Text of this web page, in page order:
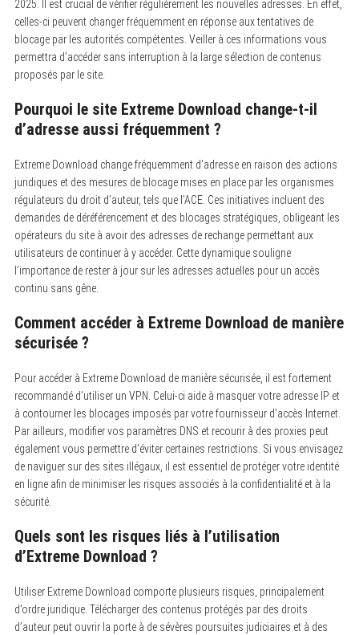
2025. Il est crucial de vérifier régulièrement les nouvelles adresses. En effet,
celles-ci peuvent changer fréquemment en réponse aux tentatives de
blocage par les autorités compétentes. Veiller à ces informations vous
permettra d’accéder sans interruption à la large sélection de contenus
proposés par le site.
Pourquoi le site Extreme Download change-t-il
d’adresse aussi fréquemment ?
Extreme Download change fréquemment d’adresse en raison des actions
juridiques et des mesures de blocage mises en place par les organismes
régulateurs du droit d’auteur, tels que l’ACE. Ces initiatives incluent des
demandes de déréférencement et des blocages stratégiques, obligeant les
opérateurs du site à avoir des adresses de rechange permettant aux
utilisateurs de continuer à y accéder. Cette dynamique souligne
l’importance de rester à jour sur les adresses actuelles pour un accès
continu sans gêne.
Comment accéder à Extreme Download de manière
sécurisée ?
Pour accéder à Extreme Download de manière sécurisée, il est fortement
recommandé d’utiliser un VPN. Celui-ci aide à masquer votre adresse IP et
à contourner les blocages imposés par votre fournisseur d’accès Internet.
Par ailleurs, modifier vos paramètres DNS et recourir à des proxies peut
également vous permettre d’éviter certaines restrictions. Si vous envisagez
de naviguer sur des sites illégaux, il est essentiel de protéger votre identité
en ligne afin de minimiser les risques associés à la confidentialité et à la
sécurité.
Quels sont les risques liés à l’utilisation
d’Extreme Download ?
Utiliser Extreme Download comporte plusieurs risques, principalement
d’ordre juridique. Télécharger des contenus protégés par des droits
d’auteur peut ouvrir la porte à de sévères poursuites judiciaires et à des